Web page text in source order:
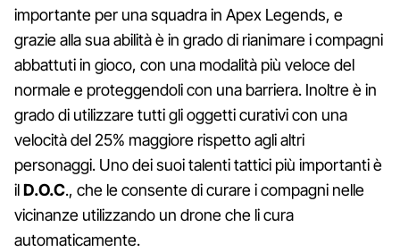
importante per una squadra in Apex Legends, e
grazie alla sua abilità è in grado di rianimare i compagni
abbattuti in gioco, con una modalità più veloce del
normale e proteggendoli con una barriera. Inoltre è in
grado di utilizzare tutti gli oggetti curativi con una
velocità del 25% maggiore rispetto agli altri
personaggi. Uno dei suoi talenti tattici più importanti è
ilD.O.C., che le consente di curare i compagni nelle
vicinanze utilizzando un drone che li cura
automaticamente.